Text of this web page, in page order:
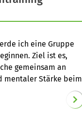
ich eine Gruppe
Ziel ist es,
gemeinsam an
mentaler Stärke beim